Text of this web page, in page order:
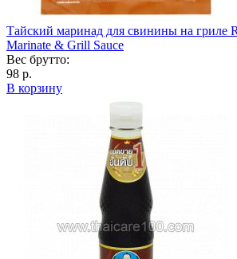
Тайский маринад для свинины на гриле
Marinate & Grill Sauce
Вес брутто:
98 р.
В корзину